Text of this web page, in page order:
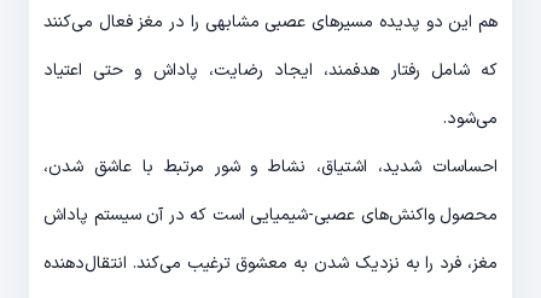
هم این دو پدیده مسیرهای عصبی مشابهی را در مغز فعال می‌کنند
که شامل رفتار هدفمند، ایجاد رضایت، پاداش و حتی اعتیاد
می‌شود.
احساسات شدید، اشتیاق، نشاط و شور مرتبط با عاشق شدن،
محصول واکنش‌های عصبی-شیمیایی است که در آن سیستم پاداش
مغز، فرد را به نزدیک شدن به معشوق ترغیب می‌کند. انتقال‌دهنده